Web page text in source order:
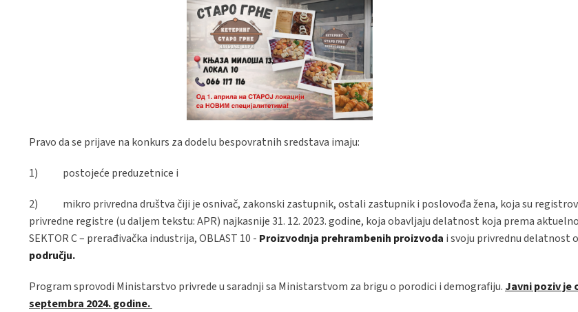
Pravo da se prijave na konkurs za dodelu bespovratnih sredstava imaju:
1) postojeće preduzetnice i
2) mikro privredna društva čiji je osnivač, zakonski zastupnik, ostali zastupnik i poslovođa žena, koja su
privredne registre (u daljem tekstu: APR) najkasnije 31. 12. 2023. godine, koja obavljaju delatnost koja prema
SEKTOR C – prerađivačka industrija, OBLAST 10 - Proizvodnja prehrambenih proizvoda i svoju privrednu delatnost
području.
Program sprovodi Ministarstvo privrede u saradnji sa Ministarstvom za brigu o porodici i demografiju. Javni poziv je
septembra 2024. godine.